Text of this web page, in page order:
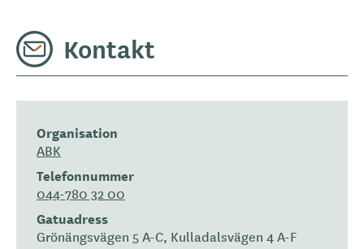
Kontakt
Organisation
ABK
Telefonnummer
044-780 32 00
Gatuadress
Grönängsvägen 5 A-C, Kulladalsvägen 4 A-F